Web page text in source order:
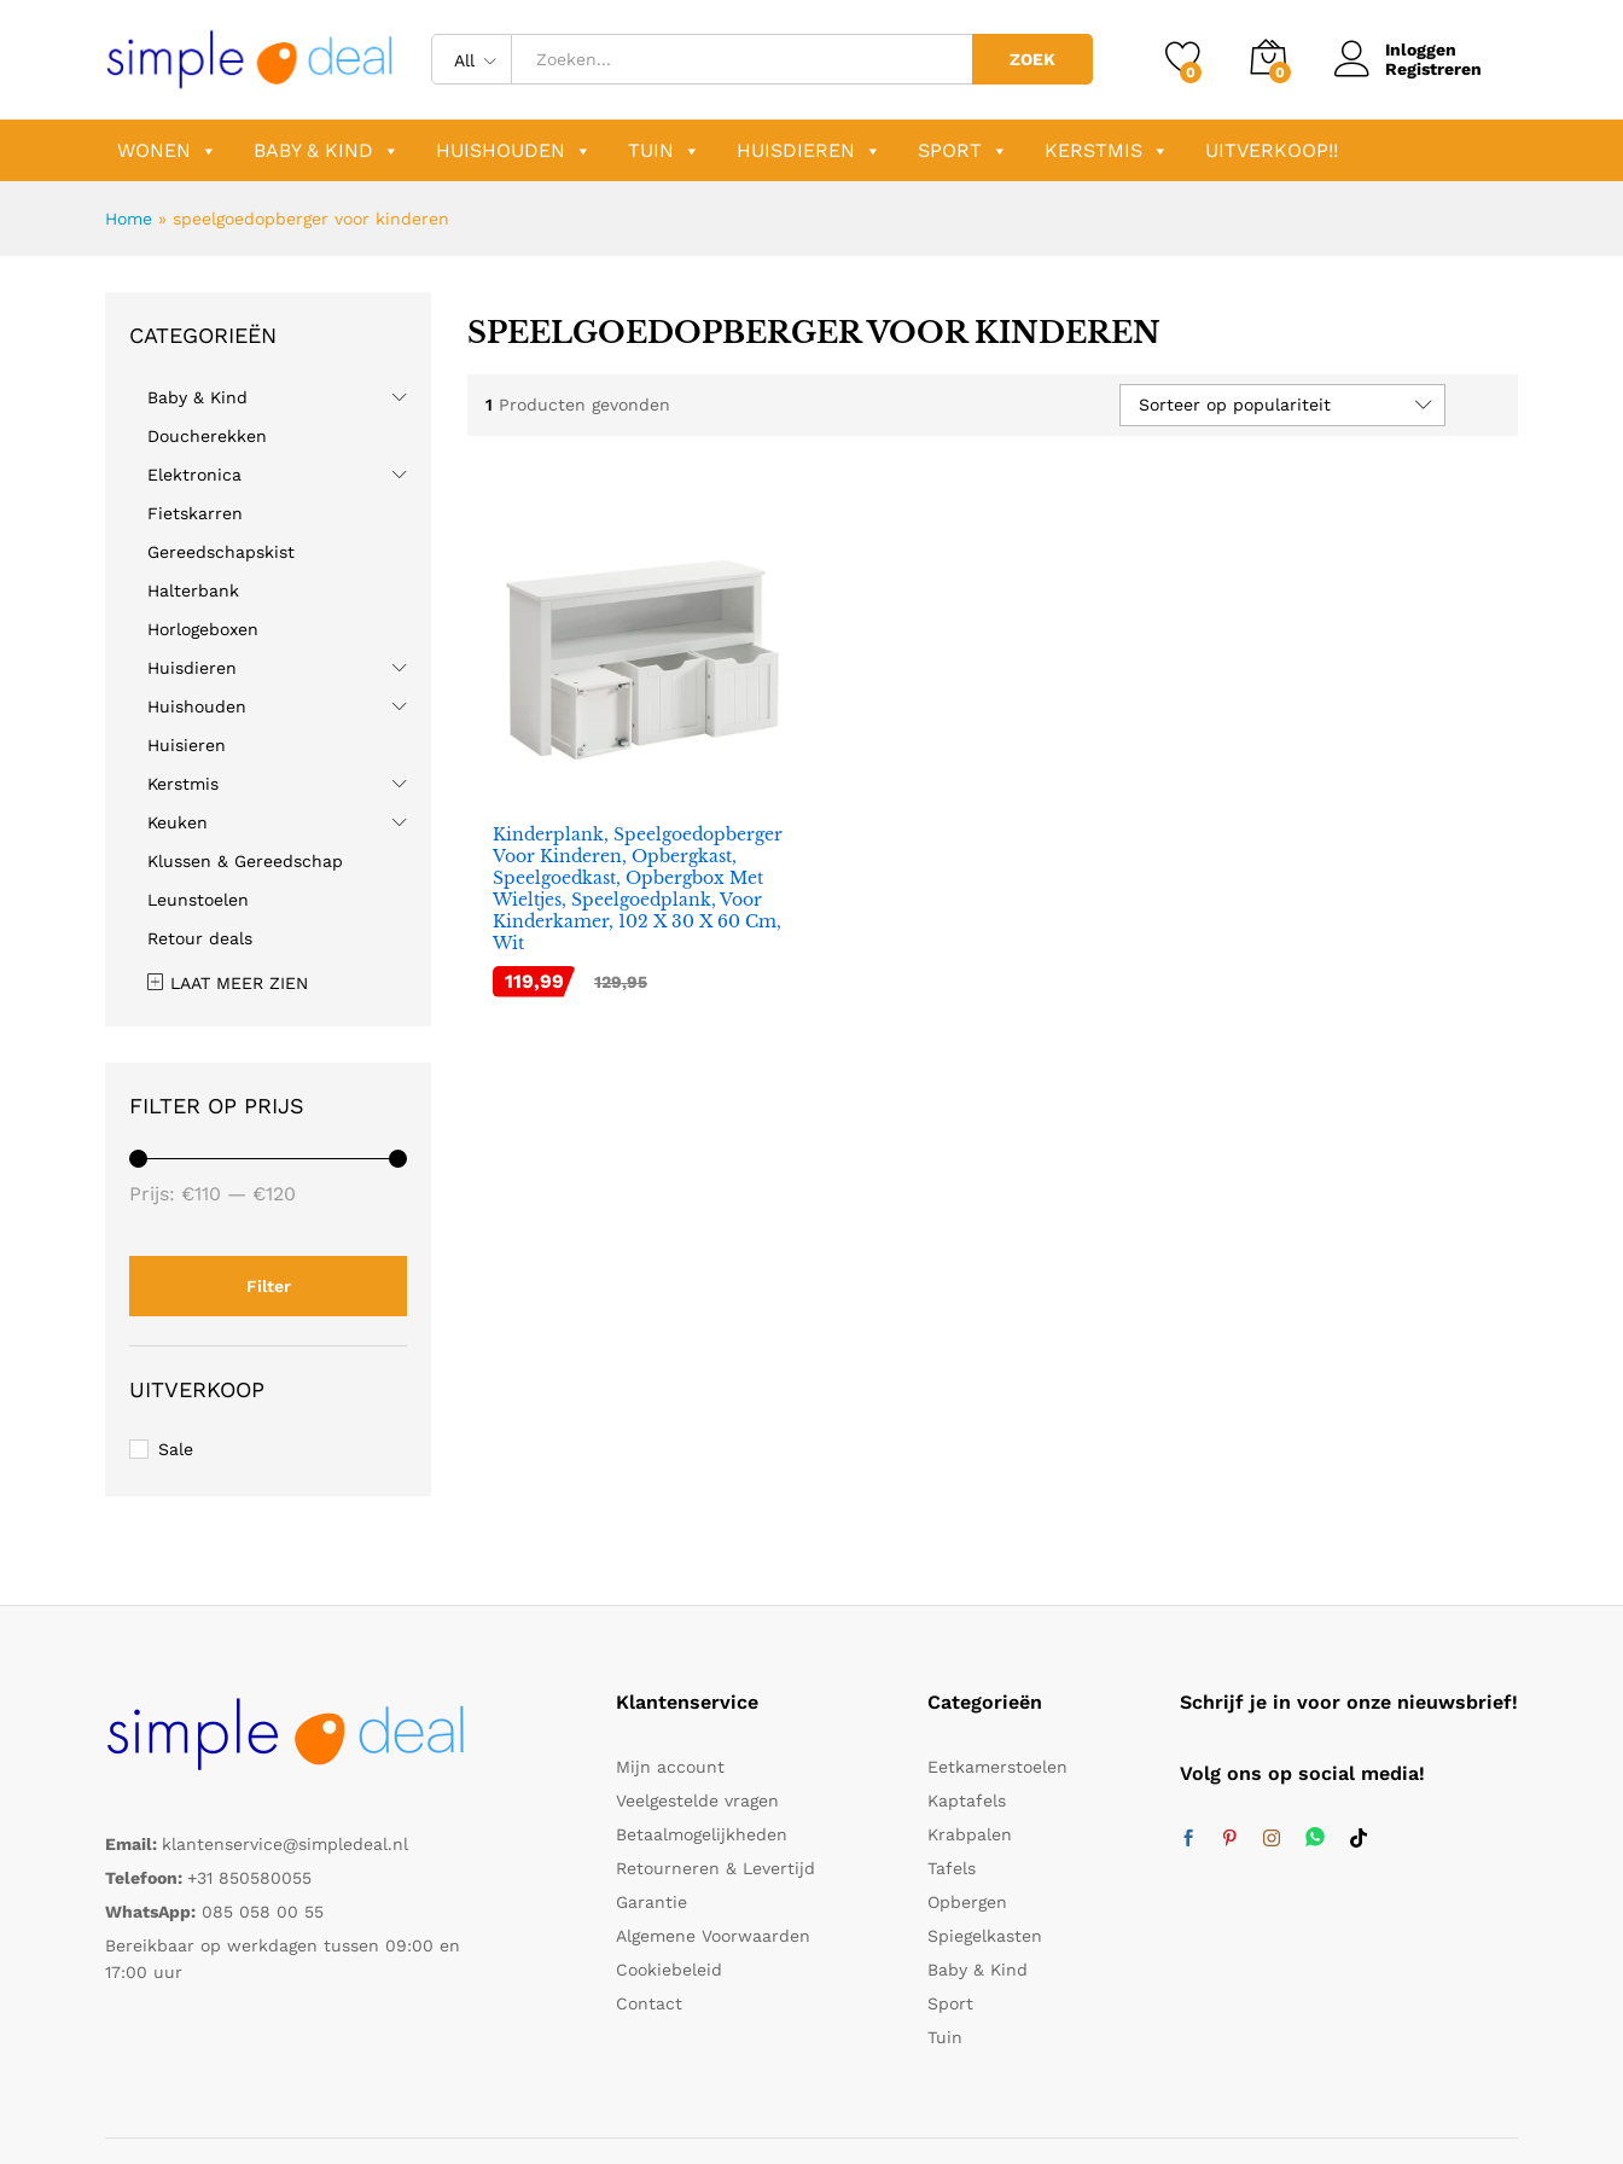
All ZOEK
0 0
Inloggen
Registreren
WONEN BABY & KIND HUISHOUDEN TUIN HUISDIEREN SPORT KERSTMIS UITVERKOOP!!
Home » speelgoedopberger voor kinderen
SPEELGOEDOPBERGER VOOR KINDEREN
1 Producten gevonden Sorteer op populariteit
Kinderplank, Speelgoedopberger
Voor Kinderen, Opbergkast,
Speelgoedkast, Opbergbox Met
Wieltjes, Speelgoedplank, Voor
Kinderkamer, 102 X 30 X 60 Cm,
Wit
119,99 129,95
119,99 129,95
CATEGORIEËN
Baby & Kind
Doucherekken
Elektronica
Fietskarren
Gereedschapskist
Halterbank
Horlogeboxen
Huisdieren
Huishouden
Huisieren
Kerstmis
Keuken
Klussen & Gereedschap
Leunstoelen
Retour deals
LAAT MEER ZIEN
FILTER OP PRIJS
Filter
Prijs: €110 — €120
UITVERKOOP
Sale
Email: klantenservice@simpledeal.nl
Telefoon: +31 850580055
WhatsApp: 085 058 00 55
Bereikbaar op werkdagen tussen 09:00 en
17:00 uur
Klantenservice
Mijn account
Veelgestelde vragen
Betaalmogelijkheden
Retourneren & Levertijd
Garantie
Algemene Voorwaarden
Cookiebeleid
Contact
Categorieën
Eetkamerstoelen
Kaptafels
Krabpalen
Tafels
Opbergen
Spiegelkasten
Baby & Kind
Sport
Tuin
Schrijf je in voor onze nieuwsbrief!
Volg ons op social media!